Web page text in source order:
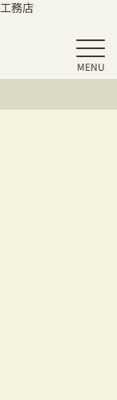
務店
MENU
り